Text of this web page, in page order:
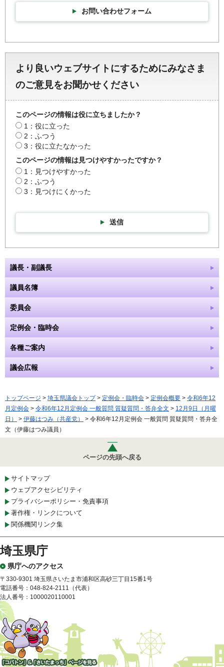
お問い合わせフォーム
より良いウェブサイトにするためにみなさま
のご意見をお聞かせください
このページの情報は役に立ちましたか？
1：役に立った
2：ふつう
3：役に立たなかった
このページの情報は見つけやすかったですか？
1：見つけやすかった
2：ふつう
3：見つけにくかった
送信
議長・副議長
議員名簿
委員会
定例会・臨時会
各種ご案内
議会広報
トップページ > 埼玉県議会トップ> 定例会・臨時会 > 定例会概要 > 令和6年12
月定例会 > 令和6年12月定例会 一般質問 質疑質問・答弁全文 > 12月9日（月曜
日）
> 伊藤はつみ（共産党）
> 令和6年12月定例会 一般質問 質疑質問・答弁全
文（伊藤はつみ議員）
ページの先頭へ戻る
サイトマップ
ウェブアクセシビリティ
プライバシーポリシー・免責事項
著作権・リンクについて
関係機関リンク集
埼玉県庁
県庁へのアクセス
〒330-9301 埼玉県さいたま市浦和区高砂三丁目15番1号
電話番号：048-824-2111（代表）
法人番号：1000020110001
「コバトン」&「さいたまっ